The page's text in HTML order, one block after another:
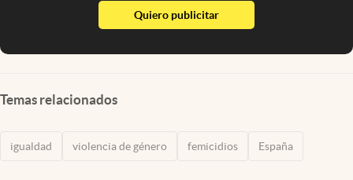
Quiero publicitarabre en nueva pestaña
Temas relacionados
igualdad violencia de género femicidios España